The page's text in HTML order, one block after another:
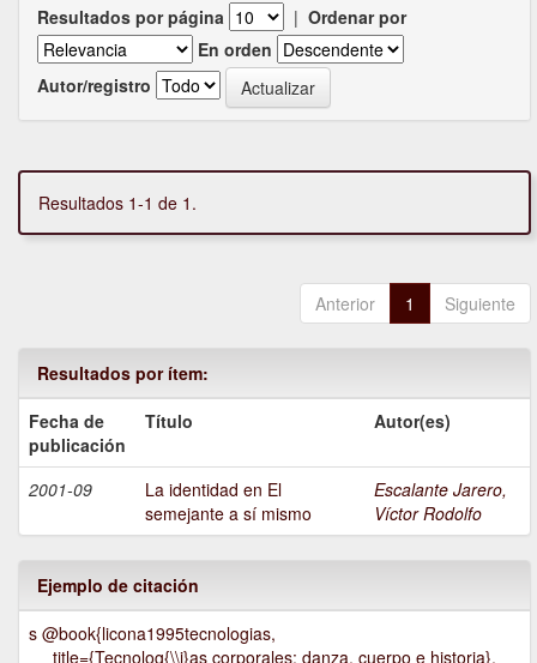
Resultados por página | Ordenar por
En orden
Autor/registro
Resultados 1-1 de 1.
Anterior 1 Siguiente
Resultados por ítem:
Fecha de
publicación
Título Autor(es)
2001-09
La identidad en El
semejante a sí mismo
Escalante Jarero,
Víctor Rodolfo
Ejemplo de citación
s @book{licona1995tecnologias,
title={Tecnolog{\\i}as corporales: danza, cuerpo e historia},